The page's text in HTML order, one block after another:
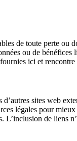
de toute perte ou
ou de
ici et
sites web
légales pour
L’inclusion de liens